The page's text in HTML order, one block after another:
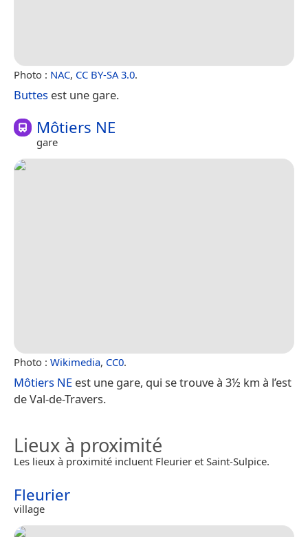
Photo : NAC, CC BY-SA 3.0.
Buttes est une gare.
Môtiers NE
gare
Photo : Wikimedia, CC0.
Môtiers NE est une gare, qui se trouve à 3½ km à l’est
de Val-de-Travers.
Lieux à proximité
Les lieux à proximité incluent Fleurier et Saint-Sulpice.
Fleurier
village